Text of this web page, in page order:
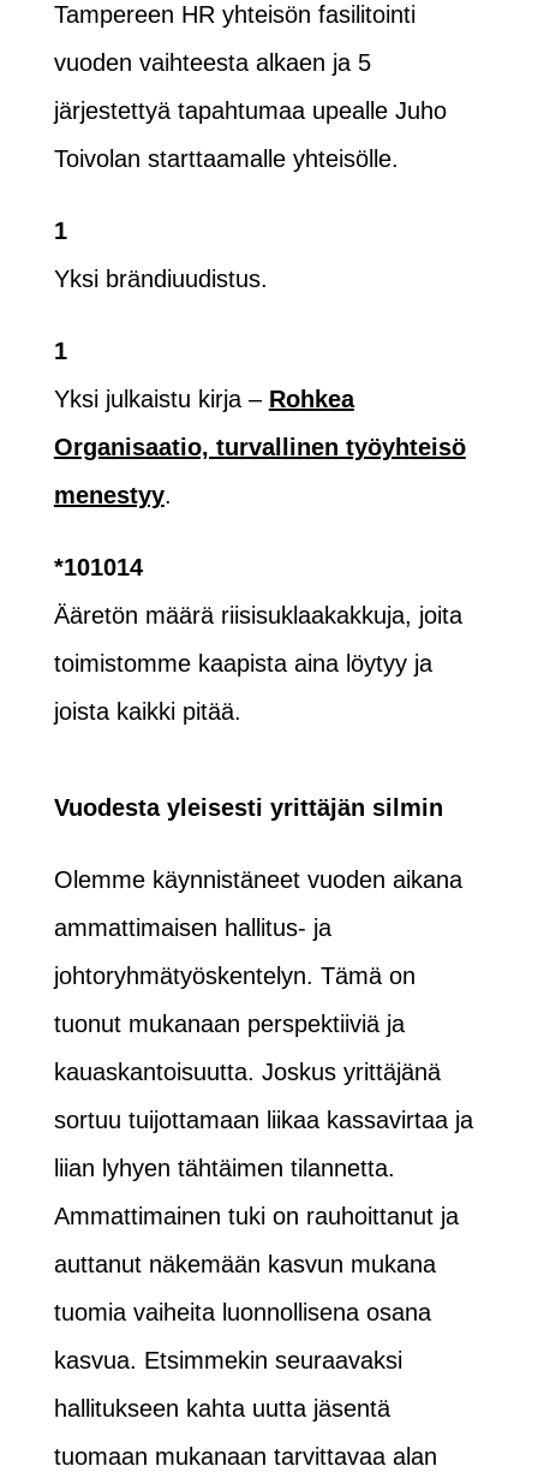
Tampereen HR yhteisön fasilitointi
vuoden vaihteesta alkaen ja 5
järjestettyä tapahtumaa upealle Juho
Toivolan starttaamalle yhteisölle.
1
Yksi brändiuudistus.
1
Yksi julkaistu kirja – Rohkea
Organisaatio, turvallinen työyhteisö
menestyy.
*101014
Ääretön määrä riisisuklaakakkuja, joita
toimistomme kaapista aina löytyy ja
joista kaikki pitää.
Vuodesta yleisesti yrittäjän silmin
Olemme käynnistäneet vuoden aikana
ammattimaisen hallitus- ja
johtoryhmätyöskentelyn. Tämä on
tuonut mukanaan perspektiiviä ja
kauaskantoisuutta. Joskus yrittäjänä
sortuu tuijottamaan liikaa kassavirtaa ja
liian lyhyen tähtäimen tilannetta.
Ammattimainen tuki on rauhoittanut ja
auttanut näkemään kasvun mukana
tuomia vaiheita luonnollisena osana
kasvua. Etsimmekin seuraavaksi
hallitukseen kahta uutta jäsentä
tuomaan mukanaan tarvittavaa alan